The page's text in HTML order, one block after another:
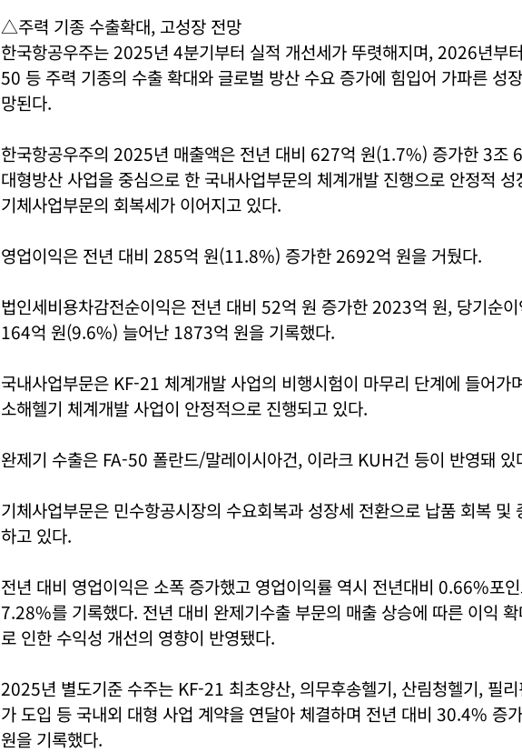
△주력 기종 수출확대, 고성장 전망
한국항공우주는 2025년 4분기부터 실적 개선세가 뚜렷해지며, 2026년부
50 등 주력 기종의 수출 확대와 글로벌 방산 수요 증가에 힘입어 가파른 성
망된다.
한국항공우주의 2025년 매출액은 전년 대비 627억 원(1.7%) 증가한 3조
대형방산 사업을 중심으로 한 국내사업부문의 체계개발 진행으로 안정적
기체사업부문의 회복세가 이어지고 있다.
영업이익은 전년 대비 285억 원(11.8%) 증가한 2692억 원을 거뒀다.
법인세비용차감전순이익은 전년 대비 52억 원 증가한 2023억 원, 당기순
164억 원(9.6%) 늘어난 1873억 원을 기록했다.
국내사업부문은 KF-21 체계개발 사업의 비행시험이 마무리 단계에 들어가
소해헬기 체계개발 사업이 안정적으로 진행되고 있다.
완제기 수출은 FA-50 폴란드/말레이시아건, 이라크 KUH건 등이 반영돼 있
기체사업부문은 민수항공시장의 수요회복과 성장세 전환으로 납품 회복 및
하고 있다.
전년 대비 영업이익은 소폭 증가했고 영업이익률 역시 전년대비 0.66%포
7.28%를 기록했다. 전년 대비 완제기수출 부문의 매출 상승에 따른 이익
로 인한 수익성 개선의 영향이 반영됐다.
2025년 별도기준 수주는 KF-21 최초양산, 의무후송헬기, 산림청헬기, 필
가 도입 등 국내외 대형 사업 계약을 연달아 체결하며 전년 대비 30.4% 증
원을 기록했다.